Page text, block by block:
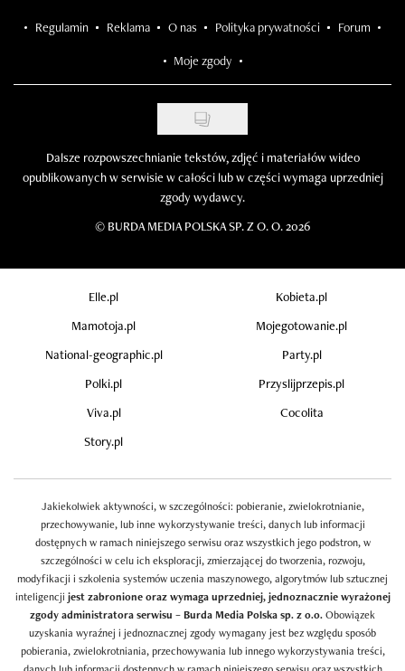
Regulamin Reklama O nas Polityka prywatności Forum
Moje zgody
Dalsze rozpowszechnianie tekstów, zdjęć i materiałów wideo
opublikowanych w serwisie w całości lub w części wymaga uprzedniej
zgody wydawcy.
© BURDA MEDIA POLSKA SP. Z O. O. 2026
Elle.pl
Kobieta.pl
Mamotoja.pl
Mojegotowanie.pl
National-geographic.pl
Party.pl
Polki.pl
Przyslijprzepis.pl
Viva.pl
Cocolita
Story.pl
Jakiekolwiek aktywności, w szczególności: pobieranie, zwielokrotnianie,
przechowywanie, lub inne wykorzystywanie treści, danych lub informacji
dostępnych w ramach niniejszego serwisu oraz wszystkich jego podstron, w
szczególności w celu ich eksploracji, zmierzającej do tworzenia, rozwoju,
modyfikacji i szkolenia systemów uczenia maszynowego, algorytmów lub sztucznej
inteligencji jest zabronione oraz wymaga uprzedniej, jednoznacznie wyrażonej
zgody administratora serwisu – Burda Media Polska sp. z o.o.Obowiązek
uzyskania wyraźnej i jednoznacznej zgody wymagany jest bez względu sposób
pobierania, zwielokrotniania, przechowywania lub innego wykorzystywania treści,